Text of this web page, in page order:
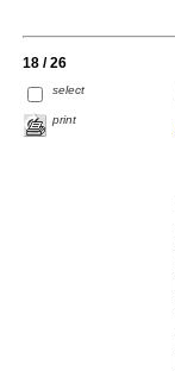
18 / 26
select
print